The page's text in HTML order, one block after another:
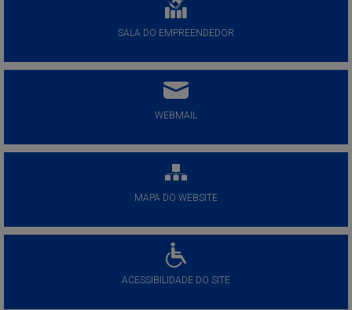
SALA DO EMPREENDEDOR
WEBMAIL
MAPA DO WEBSITE
ACESSIBILIDADE DO SITE